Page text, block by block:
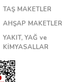
TAŞ MAKETLER
AHŞAP MAKETLER
YAKIT, YAĞ ve
KİMYASALLAR